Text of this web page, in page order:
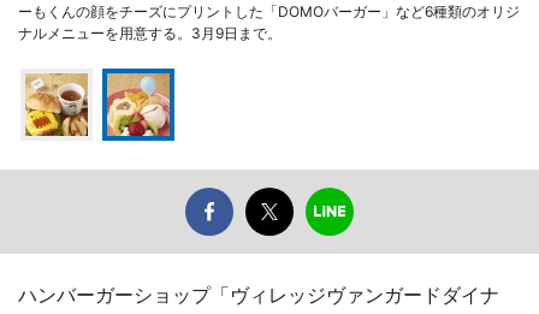
ーもくんの顔をチーズにプリントした「DOMOバーガー」など6種類のオリジ
ナルメニューを用意する。3月9日まで。
ハンバーガーショップ「ヴィレッジヴァンガードダイナ